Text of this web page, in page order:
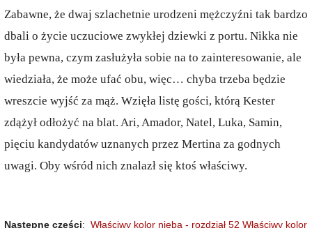
Zabawne, że dwaj szlachetnie urodzeni mężczyźni tak bardzo
dbali o życie uczuciowe zwykłej dziewki z portu. Nikka nie
była pewna, czym zasłużyła sobie na to zainteresowanie, ale
wiedziała, że może ufać obu, więc… chyba trzeba będzie
wreszcie wyjść za mąż. Wzięła listę gości, którą Kester
zdążył odłożyć na blat. Ari, Amador, Natel, Luka, Samin,
pięciu kandydatów uznanych przez Mertina za godnych
uwagi. Oby wśród nich znalazł się ktoś właściwy.
Następne części: Właściwy kolor nieba - rozdział 52 Właściwy kolor